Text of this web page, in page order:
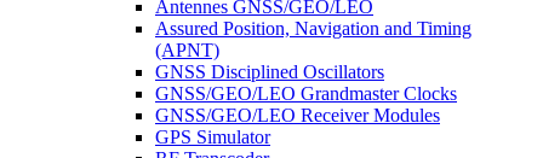
Antennes GNSS/GEO/LEO
Assured Position, Navigation and Timing
(APNT)
GNSS Disciplined Oscillators
GNSS/GEO/LEO Grandmaster Clocks
GNSS/GEO/LEO Receiver Modules
GPS Simulator